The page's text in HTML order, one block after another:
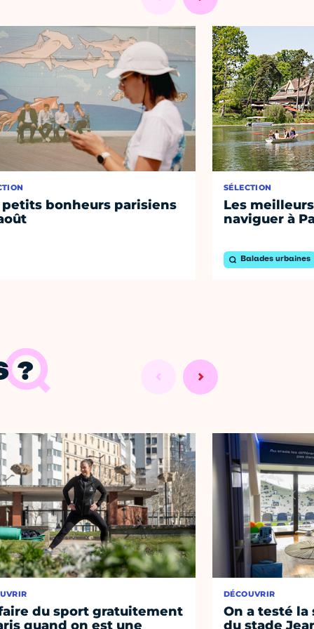
petits bonheurs parisiens
SÉLECTION
Les
naviguer à
Balades urbaines
?
du sport gratuitement
quand on est une
DÉCOUVRIR
On a testé
du stade